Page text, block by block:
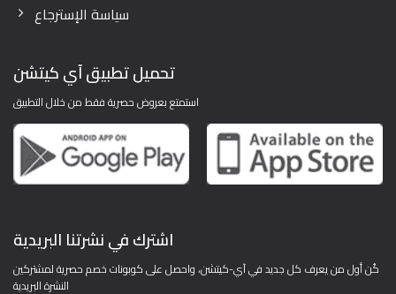
سياسة الإسترجاع
تحميل تطبيق آي كيتشن
استمتع بعروض حصرية فقط من خلال التطبيق
اشترك في نشرتنا البريدية
كُن أول من يعرف كل جديد في آي-كيتشن، واحصل على كوبونات خصم حصرية لمشتركين
النشرة البريدية